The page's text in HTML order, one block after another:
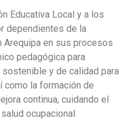
Educativa Local y a los
dependientes de la
Arequipa en sus procesos
pedagógica para
y de calidad para
como la formación de
continua, cuidando el
ocupacional.